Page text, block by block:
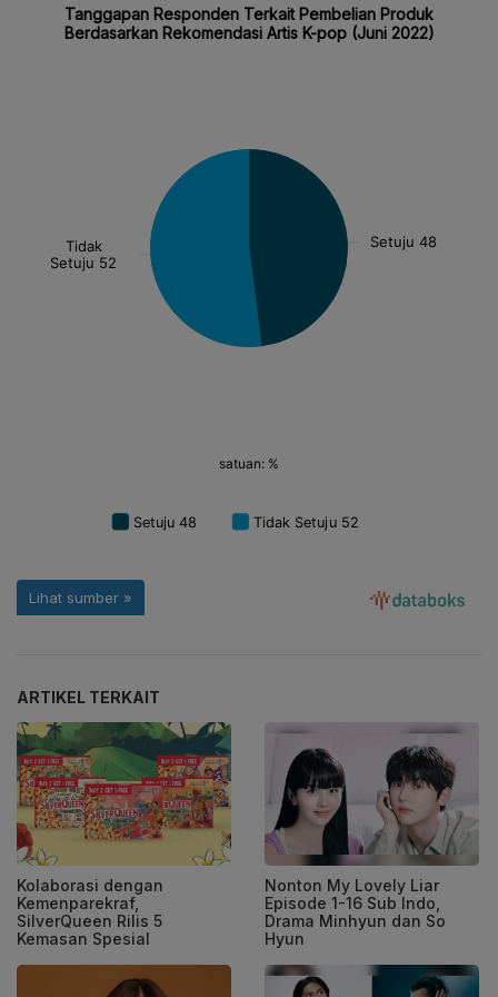
ARTIKEL TERKAIT
Kolaborasi dengan
Kemenparekraf,
SilverQueen Rilis 5
Kemasan Spesial
Nonton My Lovely Liar
Episode 1-16 Sub Indo,
Drama Minhyun dan So
Hyun